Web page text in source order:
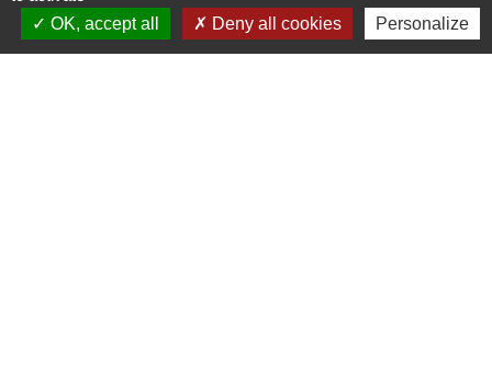
des-delegues)
• Envoyer un courrier par la poste (gratuit, ne pas
mettre de timbre) Défenseur des droits Libre réponse
OK, accept all
Deny all cookies Personalize